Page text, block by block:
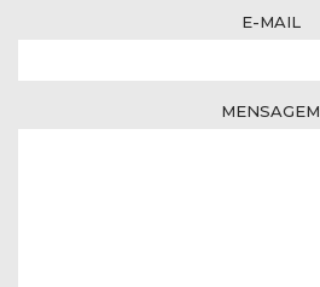
E-MAIL
MENSAGEM